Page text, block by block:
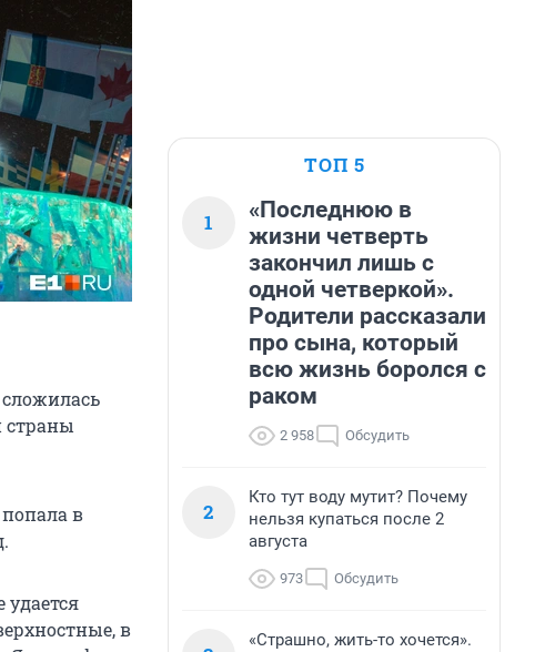
страны
попала в
удается
в
ТОП 5
1
«Последнюю в
жизни четверть
закончил лишь с
одной четверкой».
Родители рассказали
про сына, который
всю жизнь боролся с
раком
2 958 Обсудить
2
Кто тут воду мутит? Почему
нельзя купаться после 2
августа
973 Обсудить
«Страшно, жить-то хочется».